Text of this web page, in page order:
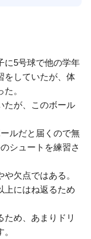
に5号球で他の学年
をしていたが、体
。
たが、このボール
ルだと届くので無
シュートを練習さ
欠点ではある。
上にはね返るため
ため、あまりドリ